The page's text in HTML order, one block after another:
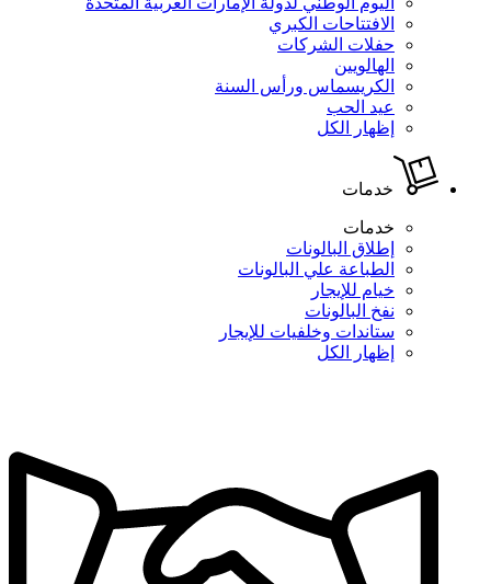
الافتتاحات الكبري
حفلات الشركات
الهالويين
الكريسماس ورأس السنة
عيد الحب
إظهار الكل
خدمات
خدمات
إطلاق البالونات
الطباعة علي البالونات
خيام للإيجار
نفخ البالونات
ستاندات وخلفيات للإيجار
إظهار الكل